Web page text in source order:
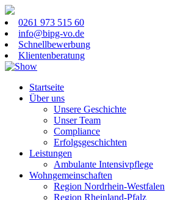
0261 973 515 60
info@bipg-vo.de
Schnellbewerbung
Klientenberatung
Startseite
Über uns
Unsere Geschichte
Unser Team
Compliance
Erfolgsgeschichten
Leistungen
Ambulante Intensivpflege
Wohngemeinschaften
Region Nordrhein-Westfalen
Region Rheinland-Pfalz